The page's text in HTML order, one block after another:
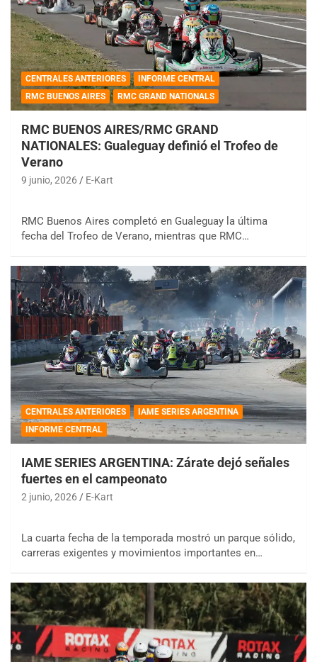
CENTRALES ANTERIORES
INFORME CENTRAL
RMC BUENOS AIRES
RMC GRAND NATIONALS
RMC BUENOS AIRES/RMC GRAND
NATIONALES: Gualeguay definió el Trofeo de
Verano
9 junio, 2026 E-Kart
RMC Buenos Aires completó en Gualeguay la última
fecha del Trofeo de Verano, mientras que RMC…
CENTRALES ANTERIORES
IAME SERIES ARGENTINA
INFORME CENTRAL
IAME SERIES ARGENTINA: Zárate dejó señales
fuertes en el campeonato
2 junio, 2026 E-Kart
La cuarta fecha de la temporada mostró un parque sólido,
carreras exigentes y movimientos importantes en…